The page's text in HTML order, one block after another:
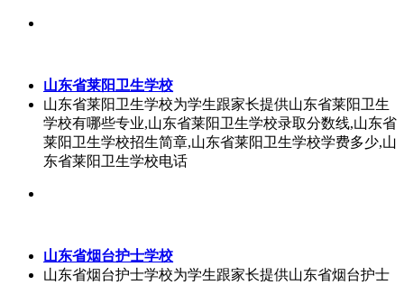
山东省莱阳卫生学校
山东省莱阳卫生学校为学生跟家长提供山东省莱阳卫生
学校有哪些专业,山东省莱阳卫生学校录取分数线,山东省
莱阳卫生学校招生简章,山东省莱阳卫生学校学费多少,山
东省莱阳卫生学校电话
山东省烟台护士学校
山东省烟台护士学校为学生跟家长提供山东省烟台护士